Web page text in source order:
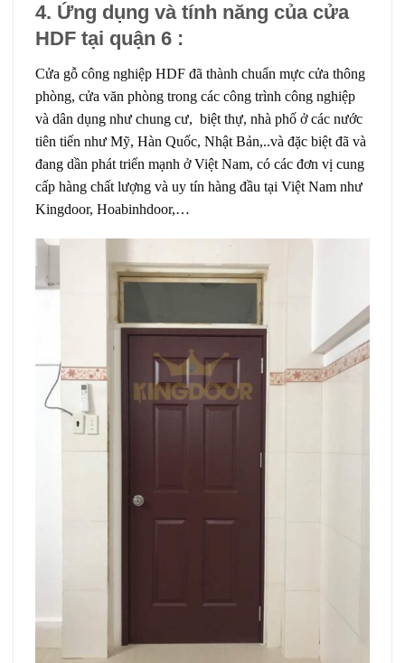
4. Ứng dụng và tính năng của cửa
HDF tại quận 6 :
Cửa gỗ công nghiệp HDF đã thành chuẩn mực cửa thông
phòng, cửa văn phòng trong các công trình công nghiệp
và dân dụng như chung cư, biệt thự, nhà phố ở các nước
tiên tiến như Mỹ, Hàn Quốc, Nhật Bản,..và đặc biệt đã và
đang dần phát triển mạnh ở Việt Nam, có các đơn vị cung
cấp hàng chất lượng và uy tín hàng đầu tại Việt Nam như
Kingdoor, Hoabinhdoor,…